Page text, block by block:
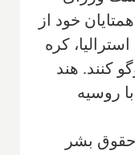
خود از
کره
کنند. هند
روسیه
بشر